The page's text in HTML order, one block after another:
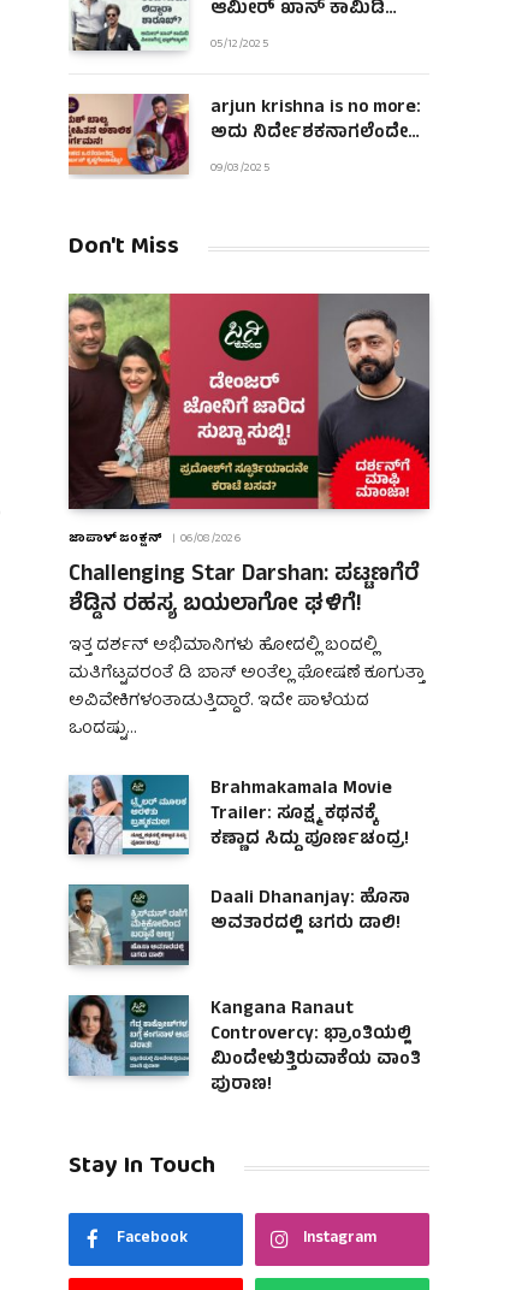
ಆಮೀರ್ ಖಾನ್ ಕಾಮಿಡಿ
ಪೀಸಾಗಿದ್ದ ಫ್ಲಾಶ್‌ಬ್ಯಾಕ್!
05/12/2025
arjun krishna is no more:
ಅದು ನಿರ್ದೇಶಕನಾಗಲೆಂದೇ
ಹುಟ್ಟಿದಂತಿದ್ದ ಆಪ್ತ ಜೀವ!
09/03/2025
Don't Miss
ಜಾಪಾಳ್ ಜಂಕ್ಷನ್ 06/08/2026
Challenging Star Darshan: ಪಟ್ಟಣಗೆರೆ
ಶೆಡ್ಡಿನ ರಹಸ್ಯ ಬಯಲಾಗೋ ಘಳಿಗೆ!
ಇತ್ತ ದರ್ಶನ್ ಅಭಿಮಾನಿಗಳು ಹೋದಲ್ಲಿ ಬಂದಲ್ಲಿ
ಮತಿಗೆಟ್ಟವರಂತೆ ಡಿ ಬಾಸ್ ಅಂತೆಲ್ಲ ಘೋಷಣೆ ಕೂಗುತ್ತಾ
ಅವಿವೇಕಿಗಳಂತಾಡುತ್ತಿದ್ದಾರೆ. ಇದೇ ಪಾಳೆಯದ
ಒಂದಷ್ಟು…
Brahmakamala Movie
Trailer: ಸೂಕ್ಷ್ಮ ಕಥನಕ್ಕೆ
ಕಣ್ಣಾದ ಸಿದ್ದು ಪೂರ್ಣಚಂದ್ರ!
Daali Dhananjay: ಹೊಸಾ
ಅವತಾರದಲ್ಲಿ ಟಗರು ಡಾಲಿ!
Kangana Ranaut
Controvercy: ಭ್ರಾಂತಿಯಲ್ಲಿ
ಮಿಂದೇಳುತ್ತಿರುವಾಕೆಯ ವಾಂತಿ
ಪುರಾಣ!
Stay In Touch
Facebook Instagram